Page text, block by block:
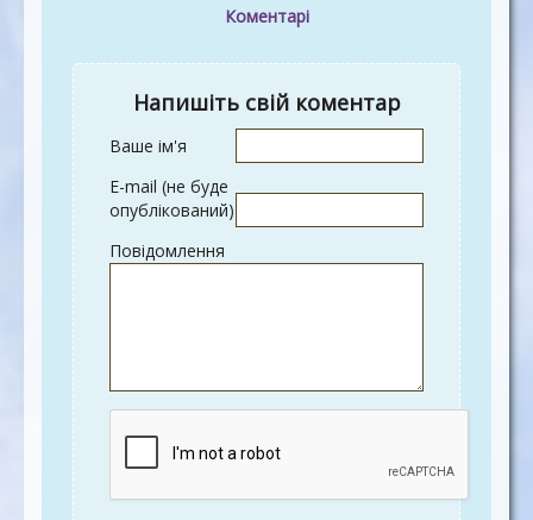
Коментарі
Напишіть свій коментар
Ваше ім'я
E-mail (не буде
опублікований)
Повідомлення